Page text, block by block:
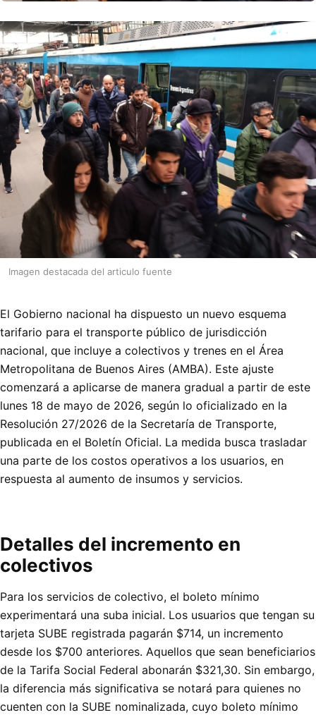
Imagen destacada del articulo fuente
El Gobierno nacional ha dispuesto un nuevo esquema
tarifario para el transporte público de jurisdicción
nacional, que incluye a colectivos y trenes en el Área
Metropolitana de Buenos Aires (AMBA). Este ajuste
comenzará a aplicarse de manera gradual a partir de este
lunes 18 de mayo de 2026, según lo oficializado en la
Resolución 27/2026 de la Secretaría de Transporte,
publicada en el Boletín Oficial. La medida busca trasladar
una parte de los costos operativos a los usuarios, en
respuesta al aumento de insumos y servicios.
Detalles del incremento en
colectivos
Para los servicios de colectivo, el boleto mínimo
experimentará una suba inicial. Los usuarios que tengan su
tarjeta SUBE registrada pagarán $714, un incremento
desde los $700 anteriores. Aquellos que sean beneficiarios
de la Tarifa Social Federal abonarán $321,30. Sin embargo,
la diferencia más significativa se notará para quienes no
cuenten con la SUBE nominalizada, cuyo boleto mínimo